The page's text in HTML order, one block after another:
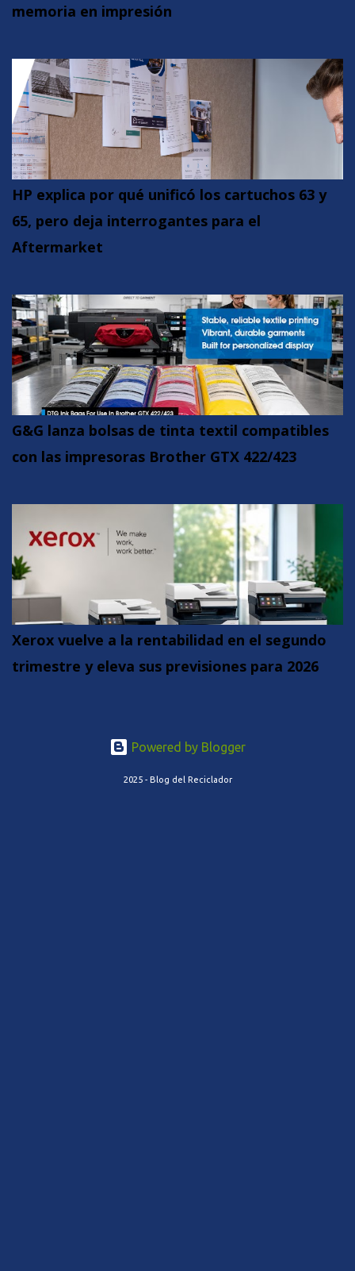
memoria en impresión
HP explica por qué unificó los cartuchos 63 y
65, pero deja interrogantes para el
Aftermarket
G&G lanza bolsas de tinta textil compatibles
con las impresoras Brother GTX 422/423
Xerox vuelve a la rentabilidad en el segundo
trimestre y eleva sus previsiones para 2026
Powered by Blogger
2025 - Blog del Reciclador